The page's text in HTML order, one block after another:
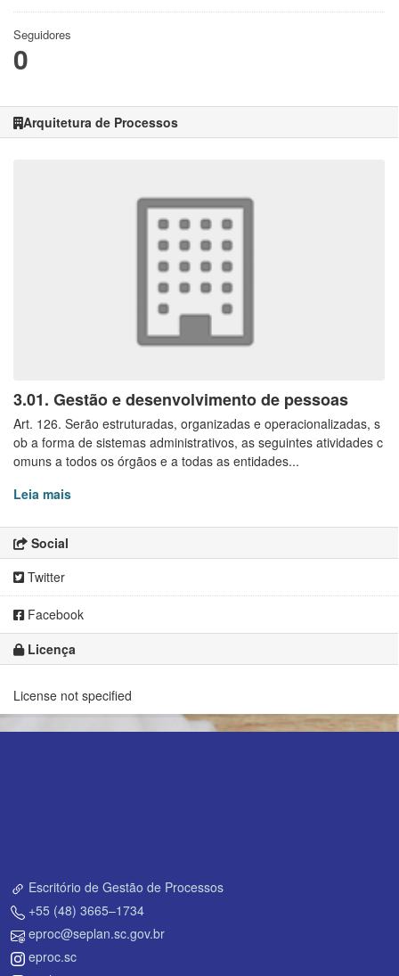
Seguidores
0
Arquitetura de Processos
3.01. Gestão e desenvolvimento de pessoas
Art. 126. Serão estruturadas, organizadas e operacionalizadas, s
ob a forma de sistemas administrativos, as seguintes atividades c
omuns a todos os órgãos e a todas as entidades...
Leia mais
Social
Twitter
Facebook
Licença
License not specified
Escritório de Gestão de Processos
+55 (48) 3665–1734
eproc@seplan.sc.gov.br
eproc.sc